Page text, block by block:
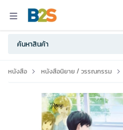
หนังสือ หนังสือนิยาย / วรรณกรรม